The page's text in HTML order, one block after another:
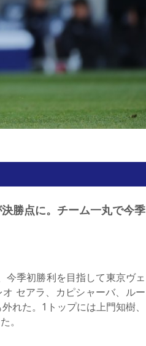
勝点に。チーム一丸で今季
今季初勝利を目指して東京ヴェ
セアラ、カピシャーバ、ルー
れた。1トップには上門知樹、
。